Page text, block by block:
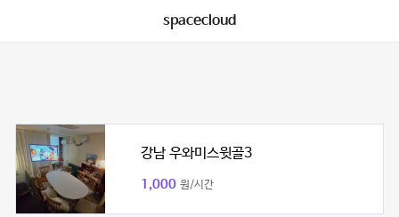
spacecloud
강남 우와미스윗골3
1,000 원/시간